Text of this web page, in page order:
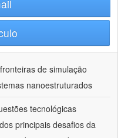
de simulação
nanoestruturados
tecnológicas
principais desafios da